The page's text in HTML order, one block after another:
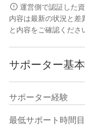
運営側で認証した
内容は最新の状況と差
と内容をご確認くださ
サポーター基
サポーター経験
最低サポート時間